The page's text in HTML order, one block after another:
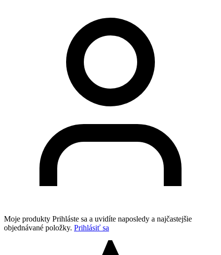
Moje produkty Prihláste sa a uvidíte naposledy a najčastejšie
objednávané položky. Prihlásiť sa